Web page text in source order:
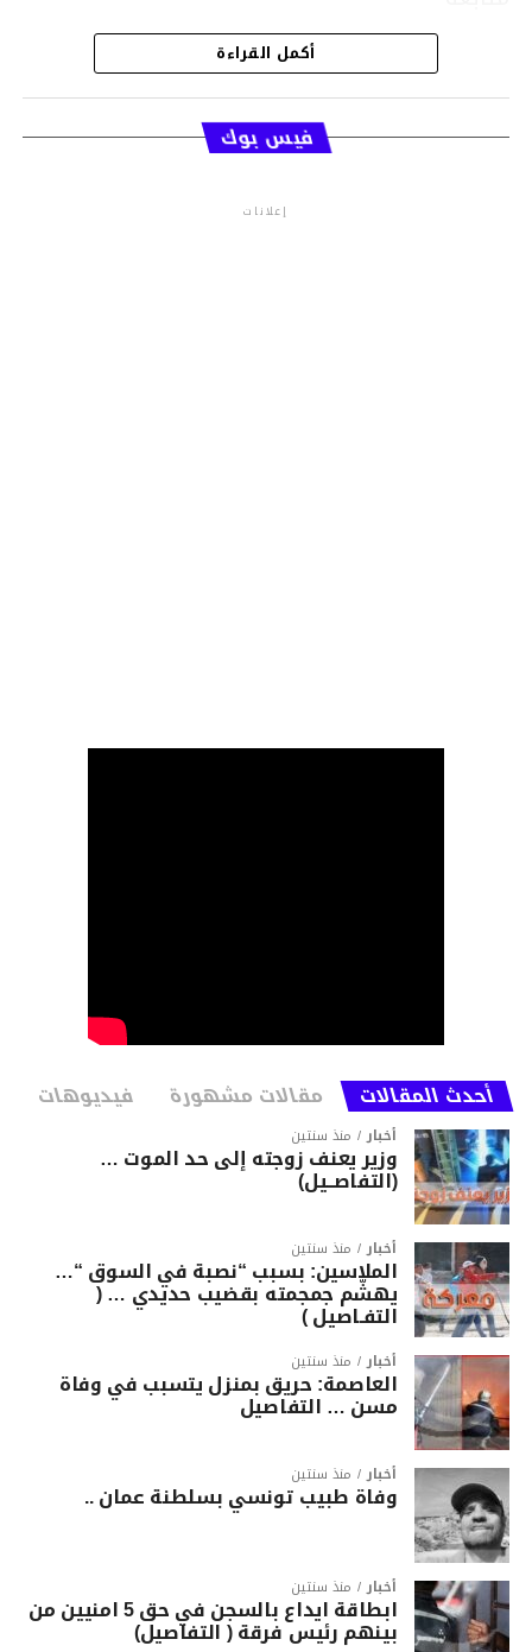
قسم الاخبار
أكمل القراءة
فيس بوك
إعلانات
أحدث المقالات مقالات مشهورة فيديوهات
أخبار منذ سنتين
وزير يعنف زوجته إلى حد الموت …
(التفاصــيل)
أخبار منذ سنتين
الملاسين: بسبب “نصبة في السوق “…
يهشّم جمجمته بقضيب حديدي … (
التفـاصيل )
أخبار منذ سنتين
العاصمة: حريق بمنزل يتسبب في وفاة
مسن … التفاصيل
أخبار منذ سنتين
وفاة طبيب تونسي بسلطنة عمان ..
أخبار منذ سنتين
ابطاقة ايداع بالسجن في حق 5 امنيين من
بينهم رئيس فرقة ( التفاصيل)